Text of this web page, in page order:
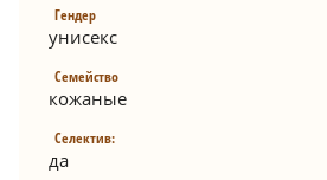
Гендер
унисекс
Семейство
кожаные
Селектив:
да